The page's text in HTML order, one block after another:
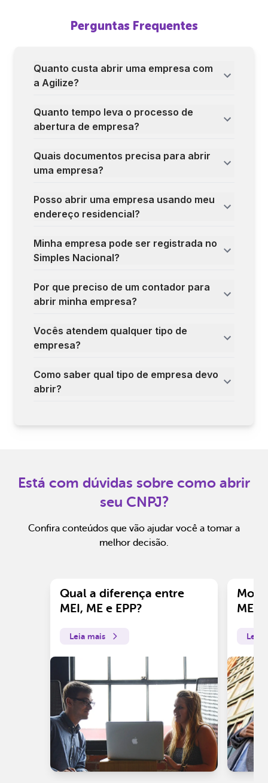
Perguntas Frequentes
Quanto custa abrir uma empresa com
a Agilize?
Quanto tempo leva o processo de
abertura de empresa?
Quais documentos precisa para abrir
uma empresa?
Posso abrir uma empresa usando meu
endereço residencial?
Minha empresa pode ser registrada no
Simples Nacional?
Por que preciso de um contador para
abrir minha empresa?
Vocês atendem qualquer tipo de
empresa?
Como saber qual tipo de empresa devo
abrir?
Está com dúvidas sobre como abrir
seu CNPJ?
Confira conteúdos que vão ajudar você a tomar a
melhor decisão.
Qual a diferença entre
MEI, ME e EPP?
Leia mais
ME?
Leia